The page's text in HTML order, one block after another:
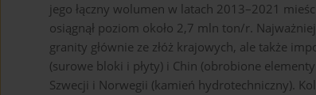
jego łączny wolumen w latach 2013–2021
osiągnął poziom około 2,7 mln ton/r.
granity głównie ze złóż krajowych, ale także
(surowe bloki i płyty) i Chin (obrobione
Szwecji i Norwegii (kamień hydrotechniczny).